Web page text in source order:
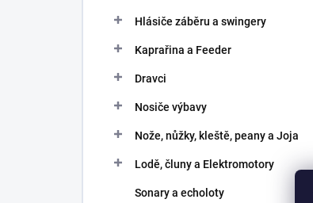
Hlásiče záběru a swingery
Kaprařina a Feeder
Dravci
Nosiče výbavy
Nože, nůžky, kleště, peany a Joja
Lodě, čluny a Elektromotory
Sonary a echoloty